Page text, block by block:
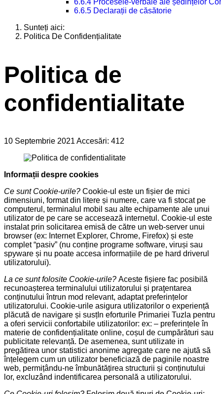
6.6.4 Procesele-verbale ale ședințelor
6.6.5 Declarații de căsătorie
Sunteți aici:
Politica De Confidențialitate
Politica de
confidentialitate
10 Septembrie 2021 Accesări: 412
Informații despre cookies
Ce sunt Cookie-urile? Cookie-ul este un fișier de mici
dimensiuni, format din litere și numere, care va fi stocat pe
computerul, terminalul mobil sau alte echipamente ale unui
utilizator de pe care se accesează internetul. Cookie-ul este
instalat prin solicitarea emisă de către un web-server unui
browser (ex: Internet Explorer, Chrome, Firefox) și este
complet “pasiv” (nu conține programe software, viruși sau
spyware și nu poate accesa informațiile de pe hard driverul
utilizatorului).
La ce sunt folosite Cookie-urile? Aceste fișiere fac posibilă
recunoașterea terminalului utilizatorului și praţentarea
conținutului întrun mod relevant, adaptat preferințelor
utilizatorului. Cookie-urile asigura utilizatorilor o experiență
plăcută de navigare și susțIn eforturile Primariei Tuzla pentru
a oferi servicii confortabile utilizatorilor: ex: – preferințele în
materie de confidențialitate online, coșul de cumpărături sau
publicitate relevanță. De asemenea, sunt utilizate in
pregătirea unor statistici anonime agregate care ne ajută să
înțelegem cum un utilizator beneficiază de paginile noastre
web, permițându-ne îmbunătățirea structurii și conținutului
lor, excluzând indentificarea personală a utilizatorului.